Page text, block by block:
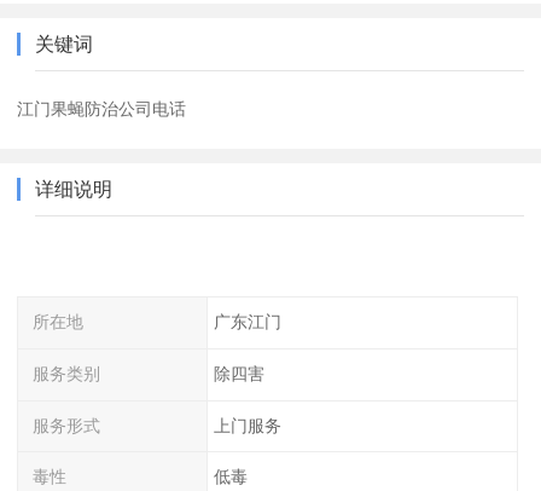
关键词
江门果蝇防治公司电话
详细说明
所在地 广东江门
服务类别 除四害
服务形式 上门服务
毒性 低毒